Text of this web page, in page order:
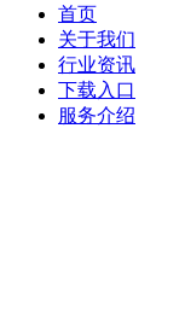
首页
关于我们
行业资讯
下载入口
服务介绍